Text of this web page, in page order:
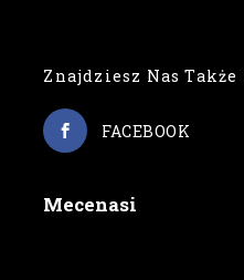
Znajdziesz Nas Także
FACEBOOK
Mecenasi